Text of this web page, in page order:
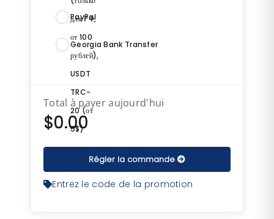
PayPal
Georgia Bank Transfer
Total à payer aujourd'hui
$0.00
Régler la commande
Entrez le code de la promotion